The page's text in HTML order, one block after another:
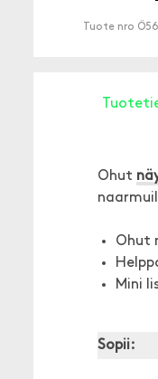
Tuote nro
Ohut
Ohut
Mini
Sopii: